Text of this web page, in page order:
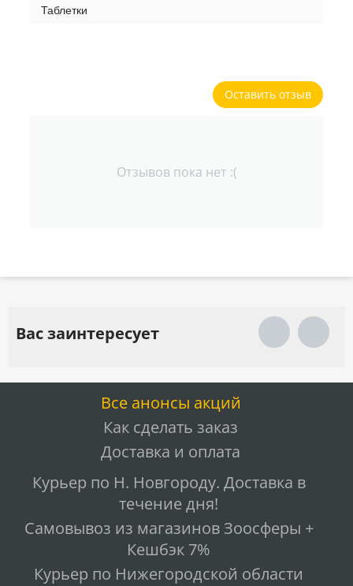
Таблетки
Оставить отзыв
Отзывов пока нет :(
Вас заинтересует
Все анонсы акций
Как сделать заказ
Доставка и оплата
Курьер по Н. Новгороду. Доставка в
течение дня!
Самовывоз из магазинов Зоосферы +
Кешбэк 7%
Курьер по Нижегородской области